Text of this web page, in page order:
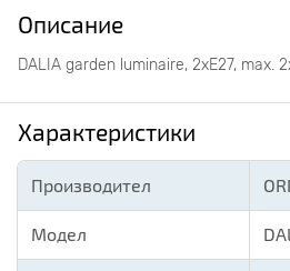
Описание
DALIA garden luminaire, 2xE27, max.
Характеристики
Производител
Модел